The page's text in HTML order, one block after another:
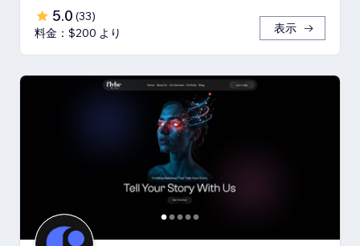
5.0 (33)
料金：$200 より
表示